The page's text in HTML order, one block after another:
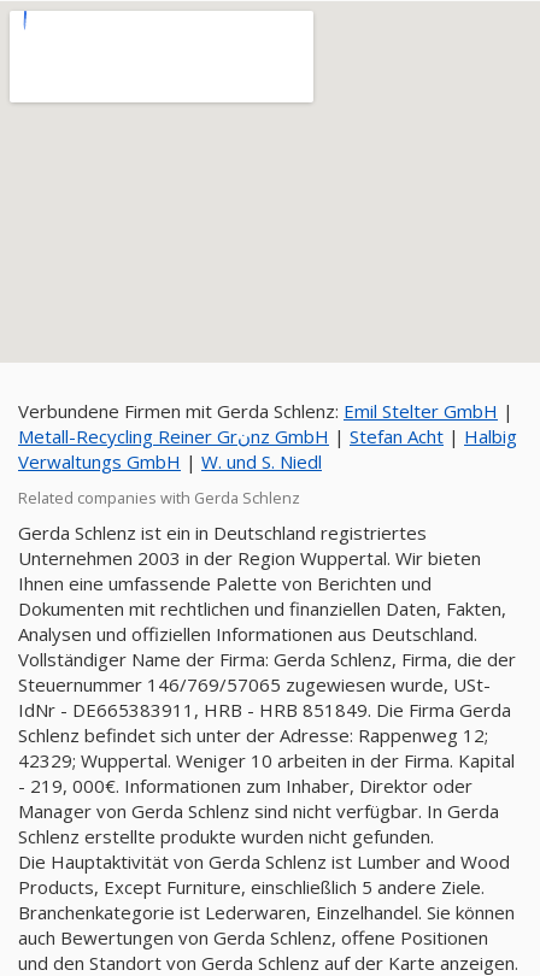
Verbundene Firmen mit Gerda Schlenz: Emil Stelter GmbH |
Metall-Recycling Reiner Grنnz GmbH | Stefan Acht | Halbig
Verwaltungs GmbH | W. und S. Niedl
Related companies with Gerda Schlenz
Gerda Schlenz ist ein in Deutschland registriertes
Unternehmen 2003 in der Region Wuppertal. Wir bieten
Ihnen eine umfassende Palette von Berichten und
Dokumenten mit rechtlichen und finanziellen Daten, Fakten,
Analysen und offiziellen Informationen aus Deutschland.
Vollständiger Name der Firma: Gerda Schlenz, Firma, die der
Steuernummer 146/769/57065 zugewiesen wurde, USt-
IdNr - DE665383911, HRB - HRB 851849. Die Firma Gerda
Schlenz befindet sich unter der Adresse: Rappenweg 12;
42329; Wuppertal. Weniger 10 arbeiten in der Firma. Kapital
- 219, 000€. Informationen zum Inhaber, Direktor oder
Manager von Gerda Schlenz sind nicht verfügbar. In Gerda
Schlenz erstellte produkte wurden nicht gefunden.
Die Hauptaktivität von Gerda Schlenz ist Lumber and Wood
Products, Except Furniture, einschließlich 5 andere Ziele.
Branchenkategorie ist Lederwaren, Einzelhandel. Sie können
auch Bewertungen von Gerda Schlenz, offene Positionen
und den Standort von Gerda Schlenz auf der Karte anzeigen.